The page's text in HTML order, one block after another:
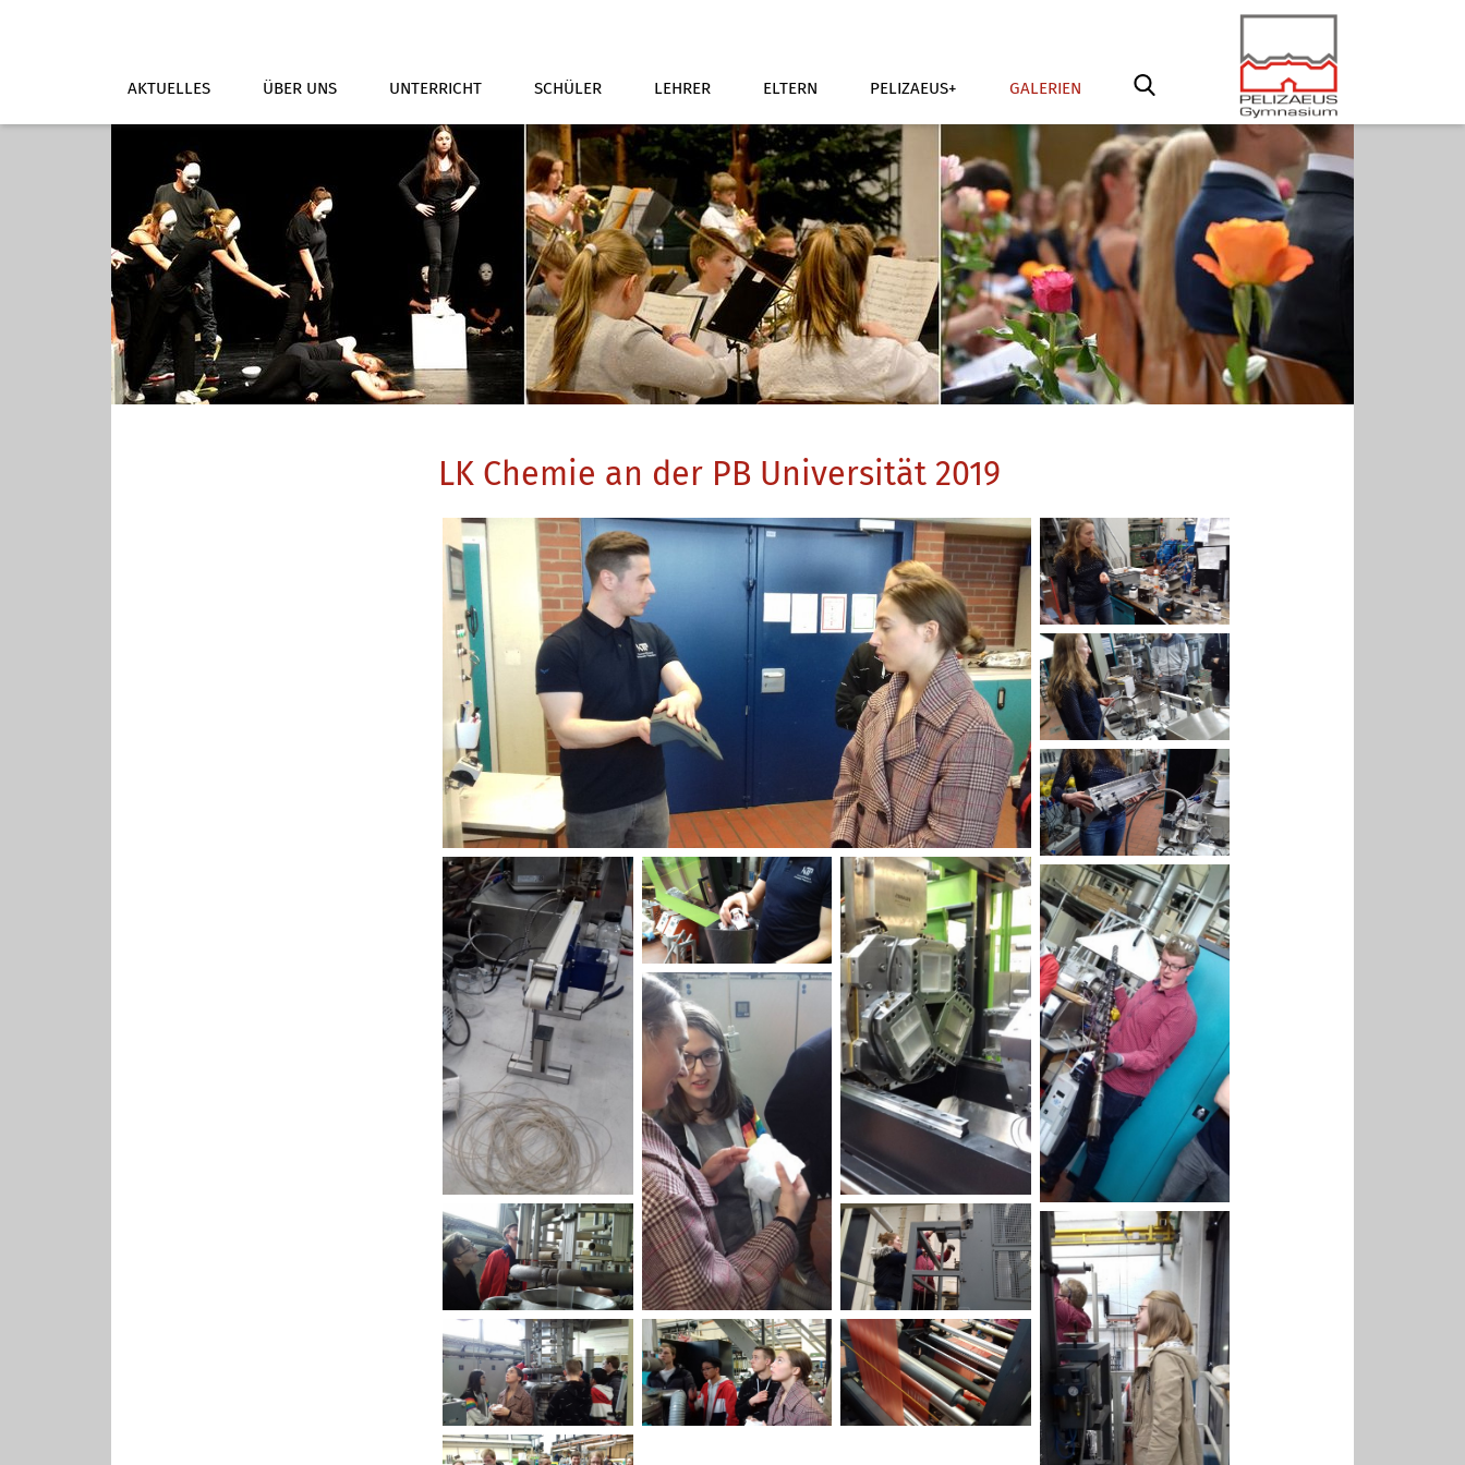
AKTUELLES ÜBER UNS UNTERRICHT SCHÜLER LEHRER ELTERN PELIZAEUS+ GALERIEN
LK Chemie an der PB Universität 2019